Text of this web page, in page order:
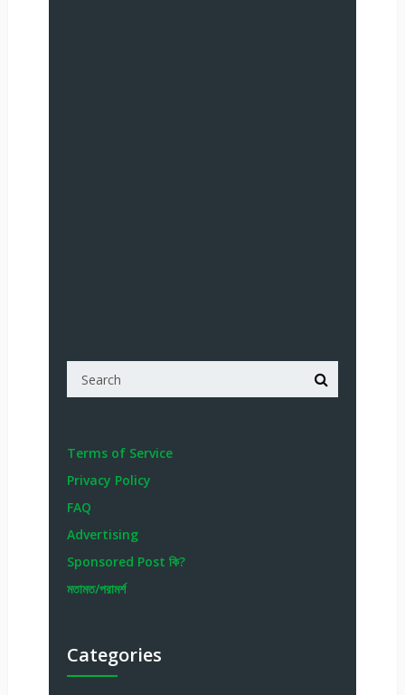
Terms of Service
Privacy Policy
FAQ
Advertising
Sponsored Post কি?
মতামত/পরামর্শ
Categories